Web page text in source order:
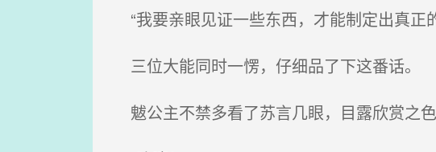
“我要亲眼见证一些东西，才能制定出真正
三位大能同时一愣，仔细品了下这番话。
魃公主不禁多看了苏言几眼，目露欣赏之色